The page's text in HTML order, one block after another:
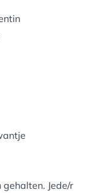
Jede/r